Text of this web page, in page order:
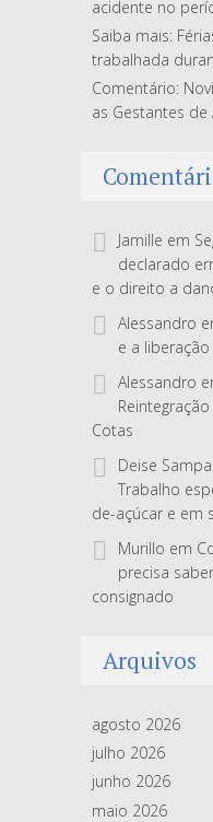
acidente no
Saiba mais:
trabalhada
Comentário:
as Gestantes de
Jamille em
declarado
e o direito a
Alessandro
e a
Alessandro
Cotas
Deise
Trabalho
de-açúcar e em
Murillo em
precisa
consignado
Arquivos
agosto 2026
julho 2026
junho 2026
maio 2026